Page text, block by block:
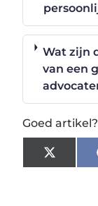
Wat zijn
van een
Goed
X